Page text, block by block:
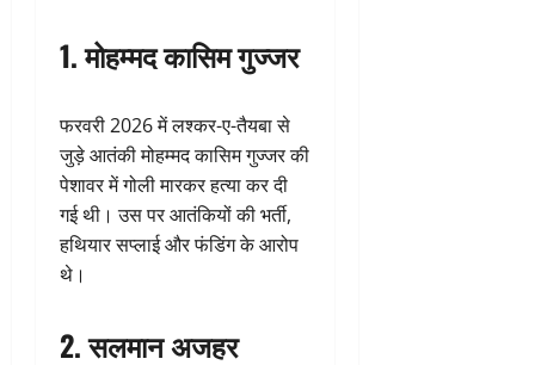
1. मोहम्मद कासिम गुज्जर
फरवरी 2026 में लश्कर-ए-तैयबा से
जुड़े आतंकी मोहम्मद कासिम गुज्जर की
पेशावर में गोली मारकर हत्या कर दी
गई थी। उस पर आतंकियों की भर्ती,
हथियार सप्लाई और फंडिंग के आरोप
थे।
2. सलमान अजहर